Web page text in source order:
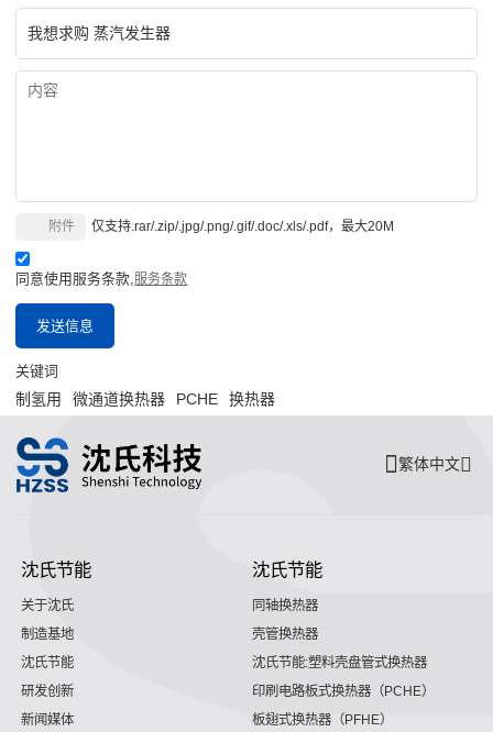
仅支持.rar/.zip/.jpg/.png/.gif/.doc/.xls/.pdf，最大20M
附件
同意使用服务条款, 服务条款
发送信息
关键词
制氢用 微通道换热器 PCHE 换热器
繁体中文
沈氏节能
关于沈氏
制造基地
沈氏节能
研发创新
新闻媒体
沈氏节能
同轴换热器
壳管换热器
沈氏节能:塑料壳盘管式换热器
印刷电路板式换热器（PCHE）
板翅式换热器（PFHE）